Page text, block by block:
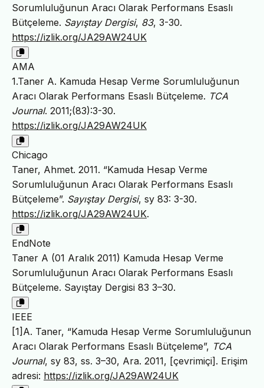
Sorumluluğunun Aracı Olarak Performans Esaslı
Bütçeleme. Sayıştay Dergisi, 83, 3-30.
https://izlik.org/JA29AW24UK
AMA
1.Taner A. Kamuda Hesap Verme Sorumluluğunun
Aracı Olarak Performans Esaslı Bütçeleme. TCA
Journal. 2011;(83):3-30.
https://izlik.org/JA29AW24UK
Chicago
Taner, Ahmet. 2011. “Kamuda Hesap Verme
Sorumluluğunun Aracı Olarak Performans Esaslı
Bütçeleme”. Sayıştay Dergisi, sy 83: 3-30.
https://izlik.org/JA29AW24UK.
EndNote
Taner A (01 Aralık 2011) Kamuda Hesap Verme
Sorumluluğunun Aracı Olarak Performans Esaslı
Bütçeleme. Sayıştay Dergisi 83 3–30.
IEEE
[1]A. Taner, “Kamuda Hesap Verme Sorumluluğunun
Aracı Olarak Performans Esaslı Bütçeleme”, TCA
Journal, sy 83, ss. 3–30, Ara. 2011, [çevrimiçi]. Erişim
adresi: https://izlik.org/JA29AW24UK